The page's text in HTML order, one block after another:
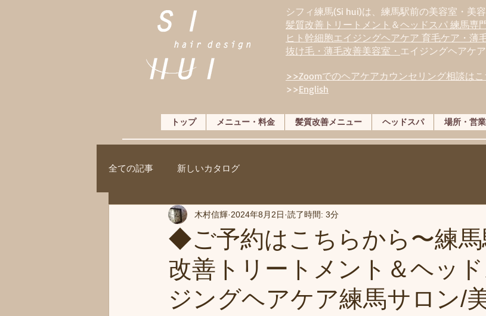
シフィ練馬(Si hui)は、 練馬駅前の美容室・美
髪質改善トリートメント ＆ヘッドスパ 練馬専
ヒト幹細胞エイジングヘアケア 育毛ケア・薄
抜け毛・薄毛改善美容室・ エイジングヘアケ
>>Zoomでのヘアケアカウンセリング相談はこ
>>English
トップ メニュー・料金 髪質改善メニュー ヘッドスパ 場所・営
全ての記事 新しいカタログ
◆ご予約はこちらから〜練
改善トリートメント＆ヘッ
ジングヘアケア練馬サロン/
木村信輝 2024年8月2日 読了時間: 3分